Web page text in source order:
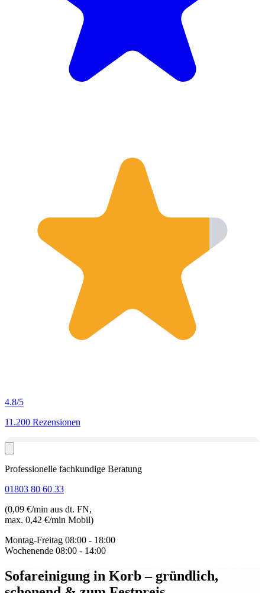
4.8/5
11.200 Rezensionen
Professionelle fachkundige Beratung
01803 80 60 33
(0,09 €/min aus dt. FN,
max. 0,42 €/min Mobil)
Montag-Freitag 08:00 - 18:00
Wochenende 08:00 - 14:00
Sofareinigung in Korb– gründlich,